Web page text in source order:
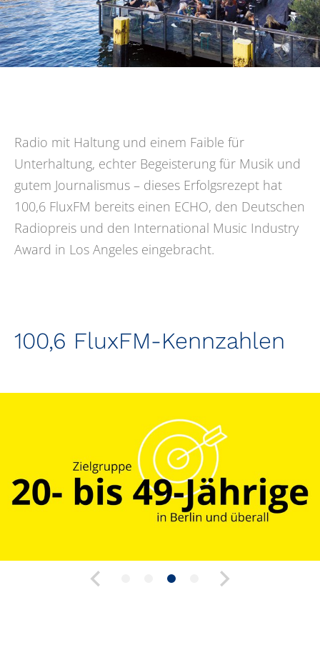
Radio mit Haltung und einem Faible für
Unterhaltung, echter Begeisterung für Musik und
gutem Journalismus – dieses Erfolgsrezept hat
100,6 FluxFM bereits einen ECHO, den Deutschen
Radiopreis und den International Music Industry
Award in Los Angeles eingebracht.
100,6 FluxFM-Kennzahlen